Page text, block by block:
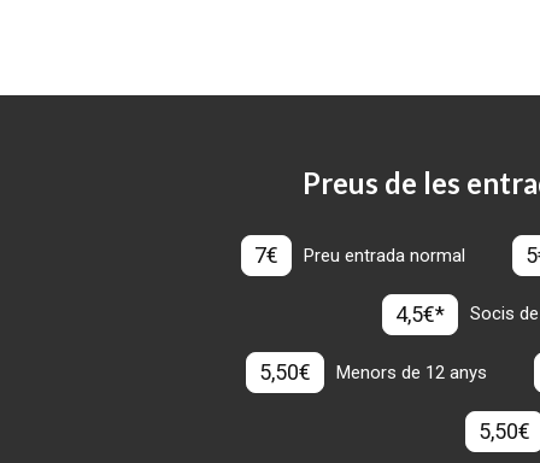
Preus de les
7€ Preu entrada normal
4,5€* Socis
5,50€ Menors de 12 anys
5,50€